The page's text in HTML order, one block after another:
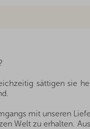
sättigen sie
mit unseren
Welt zu erhalten.